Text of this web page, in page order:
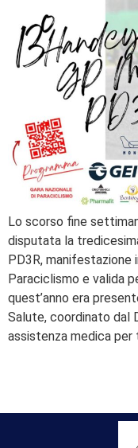
Lo scorso fine
disputata la
PD3R, manifestazione
Paraciclismo e valida
quest’anno era
Salute, coordinato dal
assistenza medica